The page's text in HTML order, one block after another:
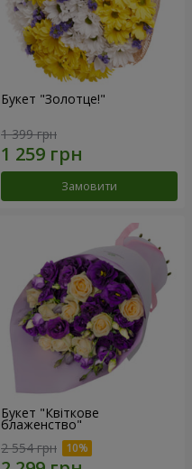
Букет "Золотце!"
1 399 грн
Замовити
Букет "Квіткове
блаженство"
2 554 грн